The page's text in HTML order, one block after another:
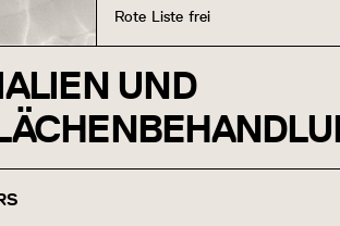
Rote Liste frei
UND